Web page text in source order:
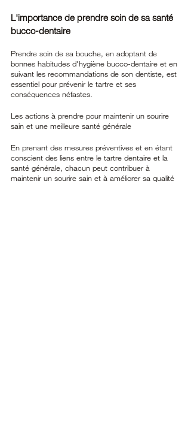
L'importance de prendre soin de sa santé
bucco-dentaire
Prendre soin de sa bouche, en adoptant de
bonnes habitudes d'hygiène bucco-dentaire et en
suivant les recommandations de son dentiste, est
essentiel pour prévenir le tartre et ses
conséquences néfastes.
Les actions à prendre pour maintenir un sourire
sain et une meilleure santé générale
En prenant des mesures préventives et en étant
conscient des liens entre le tartre dentaire et la
santé générale, chacun peut contribuer à
maintenir un sourire sain et à améliorer sa qualité